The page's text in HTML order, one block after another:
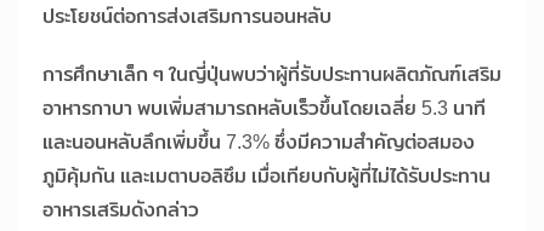
ประโยชน์ต่อการส่งเสริมการนอนหลับ
การศึกษาเล็ก ๆ ในญี่ปุ่นพบว่าผู้ที่รับประทานผลิตภัณฑ์เสริม
อาหารกาบา พบเพิ่มสามารถหลับเร็วขึ้นโดยเฉลี่ย 5.3 นาที
และนอนหลับลึกเพิ่มขึ้น 7.3% ซึ่งมีความสำคัญต่อสมอง
ภูมิคุ้มกัน และเมตาบอลิซึม เมื่อเทียบกับผู้ที่ไม่ได้รับประทาน
อาหารเสริมดังกล่าว